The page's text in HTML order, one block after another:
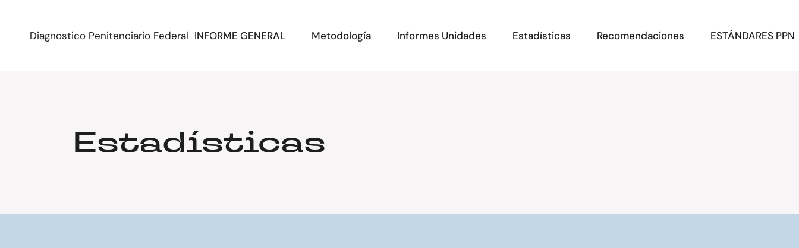
Diagnostico Penitenciario Federal INFORME GENERAL Metodología Informes Unidades Estadísticas Recomendaciones ESTÁNDARES PPN
Estadísticas